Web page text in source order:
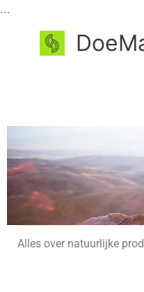
...
Alles over natuurlijke